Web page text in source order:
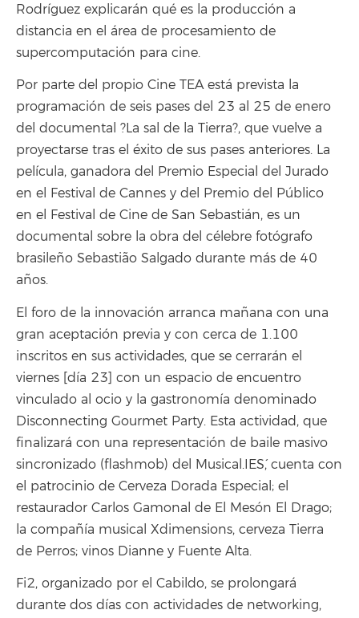
Rodríguez explicarán qué es la producción a
distancia en el área de procesamiento de
supercomputación para cine.
Por parte del propio Cine TEA está prevista la
programación de seis pases del 23 al 25 de enero
del documental ?La sal de la Tierra?, que vuelve a
proyectarse tras el éxito de sus pases anteriores. La
película, ganadora del Premio Especial del Jurado
en el Festival de Cannes y del Premio del Público
en el Festival de Cine de San Sebastián, es un
documental sobre la obra del célebre fotógrafo
brasileño Sebastião Salgado durante más de 40
años.
El foro de la innovación arranca mañana con una
gran aceptación previa y con cerca de 1.100
inscritos en sus actividades, que se cerrarán el
viernes [día 23] con un espacio de encuentro
vinculado al ocio y la gastronomía denominado
Disconnecting Gourmet Party. Esta actividad, que
finalizará con una representación de baile masivo
sincronizado (flashmob) del `Musical.IES´, cuenta con
el patrocinio de Cerveza Dorada Especial; el
restaurador Carlos Gamonal de El Mesón El Drago;
la compañía musical Xdimensions, cerveza Tierra
de Perros; vinos Dianne y Fuente Alta.
Fi2, organizado por el Cabildo, se prolongará
durante dos días con actividades de networking,